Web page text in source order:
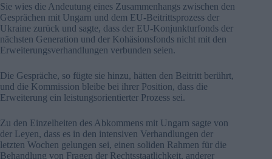
Sie wies die Andeutung eines Zusammenhangs zwischen den
Gesprächen mit Ungarn und dem EU-Beitrittsprozess der
Ukraine zurück und sagte, dass der EU-Konjunkturfonds der
nächsten Generation und der Kohäsionsfonds nicht mit den
Erweiterungsverhandlungen verbunden seien.
Die Gespräche, so fügte sie hinzu, hätten den Beitritt berührt,
und die Kommission bleibe bei ihrer Position, dass die
Erweiterung ein leistungsorientierter Prozess sei.
Zu den Einzelheiten des Abkommens mit Ungarn sagte von
der Leyen, dass es in den intensiven Verhandlungen der
letzten Wochen gelungen sei, einen soliden Rahmen für die
Behandlung von Fragen der Rechtsstaatlichkeit, anderer